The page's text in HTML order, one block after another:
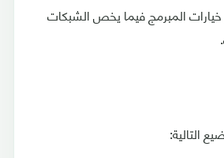
المبرمج فيما يخص الشبكات
التالية: